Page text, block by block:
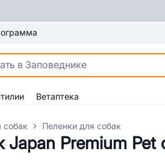
Ветаптека
собак Пеленки для собак
Japan Premium